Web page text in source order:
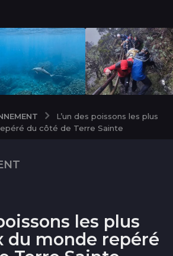
L’un des poissons les plus
du côté de Terre Sainte
les plus
du monde repéré